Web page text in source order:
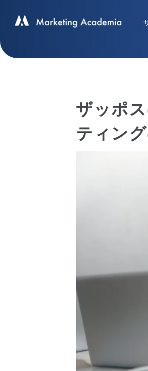
ザッポ
ティン